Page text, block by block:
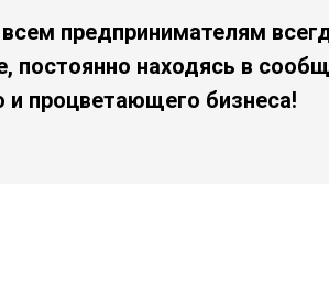
предпринимателям
постоянно находясь в
и процветающего бизнеса!